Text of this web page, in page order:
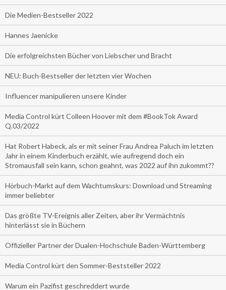
Die Medien-Bestseller 2022
Hannes Jaenicke
Die erfolgreichsten Bücher von Liebscher und Bracht
NEU: Buch-Bestseller der letzten vier Wochen
Influencer manipulieren unsere Kinder
Media Control kürt Colleen Hoover mit dem #BookTok Award
Q.03/2022
Hat Robert Habeck, als er mit seiner Frau Andrea Paluch im letzten
Jahr in einem Kinderbuch erzählt, wie aufregend doch ein
Stromausfall sein kann, schon geahnt, was 2022 auf ihn zukommt??
Hörbuch-Markt auf dem Wachtumskurs: Download und Streaming
immer beliebter
Das größte TV-Ereignis aller Zeiten, aber ihr Vermächtnis
hinterlässt sie in Büchern
Offizieller Partner der Dualen-Hochschule Baden-Württemberg
Media Control kürt den Sommer-Beststeller 2022
Warum ein Pazifist geschreddert wurde